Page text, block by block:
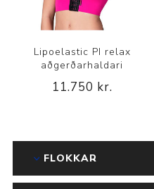
Lipoelastic PI relax
aðgerðarhaldari
11.750 kr.
FLOKKAR